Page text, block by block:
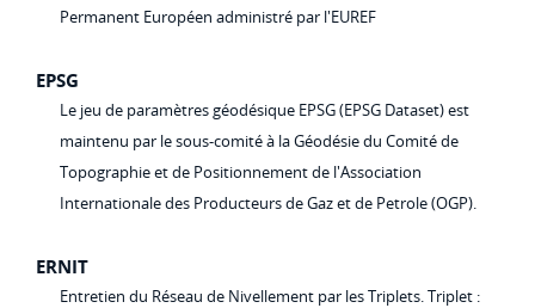
Permanent Européen administré par l'EUREF
EPSG
Le jeu de paramètres géodésique EPSG (EPSG Dataset) est
maintenu par le sous-comité à la Géodésie du Comité de
Topographie et de Positionnement de l'Association
Internationale des Producteurs de Gaz et de Petrole (OGP).
ERNIT
Entretien du Réseau de Nivellement par les Triplets. Triplet :